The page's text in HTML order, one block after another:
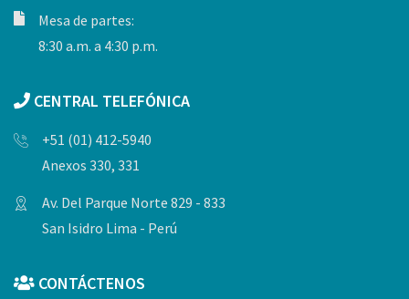
Mesa de partes:
8:30 a.m. a 4:30 p.m.
CENTRAL TELEFÓNICA
+51 (01) 412-5940
Anexos 330, 331
Av. Del Parque Norte 829 - 833
San Isidro Lima - Perú
CONTÁCTENOS